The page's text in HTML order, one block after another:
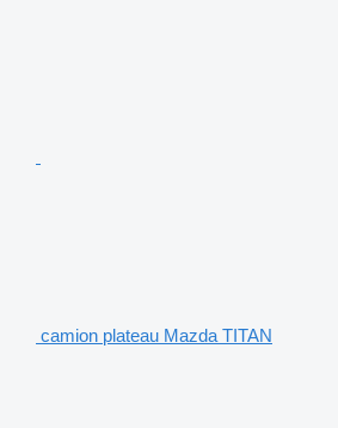
camion plateau Mazda TITAN